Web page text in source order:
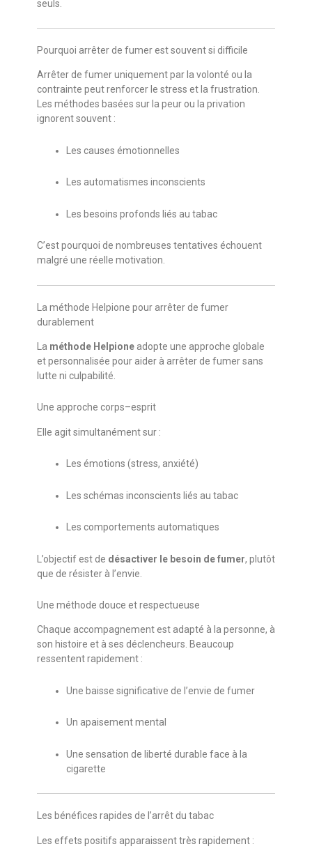
seuls.
Pourquoi arrêter de fumer est souvent si difficile
Arrêter de fumer uniquement par la volonté ou la
contrainte peut renforcer le stress et la frustration.
Les méthodes basées sur la peur ou la privation
ignorent souvent :
Les causes émotionnelles
Les automatismes inconscients
Les besoins profonds liés au tabac
C’est pourquoi de nombreuses tentatives échouent
malgré une réelle motivation.
La méthode Helpione pour arrêter de fumer
durablement
La méthode Helpioneadopte une approche globale
et personnalisée pour aider à arrêter de fumer sans
lutte ni culpabilité.
Une approche corps–esprit
Elle agit simultanément sur :
Les émotions (stress, anxiété)
Les schémas inconscients liés au tabac
Les comportements automatiques
L’objectif est de désactiver le besoin de fumer, plutôt
que de résister à l’envie.
Une méthode douce et respectueuse
Chaque accompagnement est adapté à la personne, à
son histoire et à ses déclencheurs. Beaucoup
ressentent rapidement :
Une baisse significative de l’envie de fumer
Un apaisement mental
Une sensation de liberté durable face à la
cigarette
Les bénéfices rapides de l’arrêt du tabac
Les effets positifs apparaissent très rapidement :